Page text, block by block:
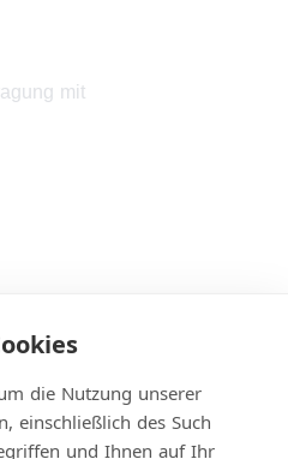
die Nutzung unserer
einschließlich des Such
und Ihnen auf Ihr
mit